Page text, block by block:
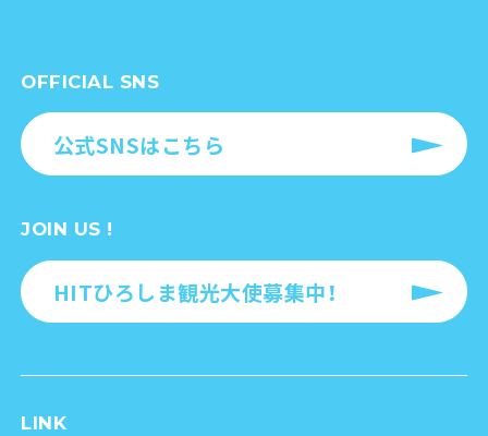
OFFICIAL SNS
公式SNSはこちら
JOIN US !
HITひろしま観光大使募集中！
LINK